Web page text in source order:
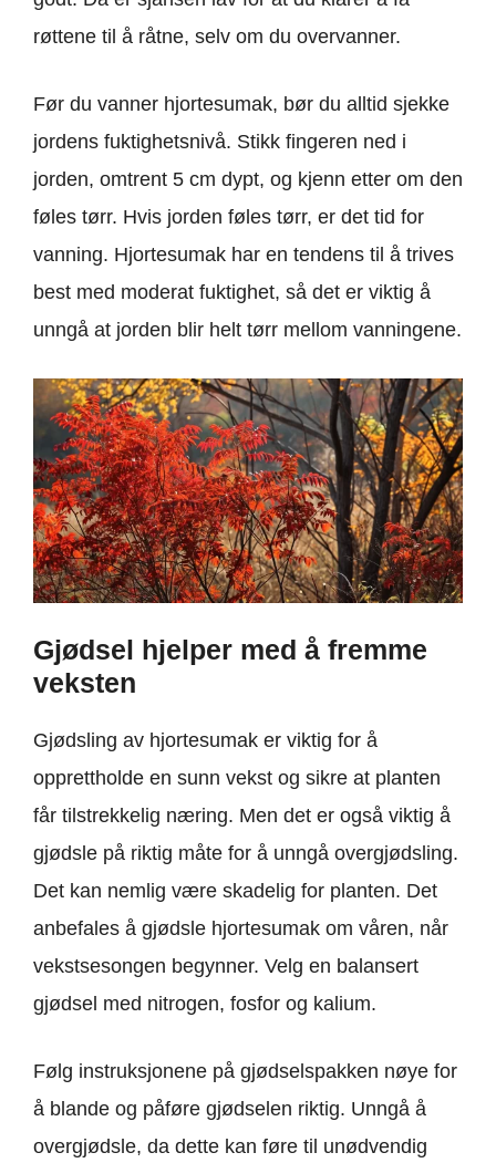
røttene til å råtne, selv om du overvanner.
Før du vanner hjortesumak, bør du alltid sjekke
jordens fuktighetsnivå. Stikk fingeren ned i
jorden, omtrent 5 cm dypt, og kjenn etter om den
føles tørr. Hvis jorden føles tørr, er det tid for
vanning. Hjortesumak har en tendens til å trives
best med moderat fuktighet, så det er viktig å
unngå at jorden blir helt tørr mellom vanningene.
Gjødsel hjelper med å fremme
veksten
Gjødsling av hjortesumak er viktig for å
opprettholde en sunn vekst og sikre at planten
får tilstrekkelig næring. Men det er også viktig å
gjødsle på riktig måte for å unngå overgjødsling.
Det kan nemlig være skadelig for planten. Det
anbefales å gjødsle hjortesumak om våren, når
vekstsesongen begynner. Velg en balansert
gjødsel med nitrogen, fosfor og kalium.
Følg instruksjonene på gjødselspakken nøye for
å blande og påføre gjødselen riktig. Unngå å
overgjødsle, da dette kan føre til unødvendig